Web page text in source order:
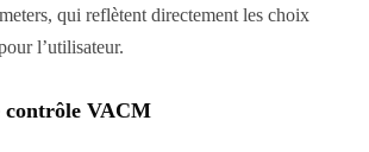
qui reflètent directement les choix
l’utilisateur.
contrôle VACM